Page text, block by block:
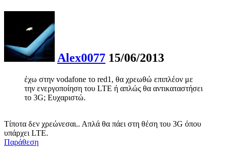
Alex0077 15/06/2013
έχω στην vodafone το red1, θα χρεωθώ επιπλέον με
την ενεργοποίηση του LTE ή απλώς θα αντικαταστήσει
το 3G; Ευχαριστώ.
Τίποτα δεν χρεώνεσαι.. Απλά θα πάει στη θέση του 3G όπου
υπάρχει LTE.
Παράθεση